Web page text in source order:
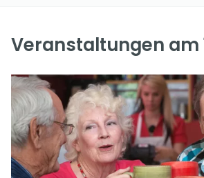
Veranstaltungen am